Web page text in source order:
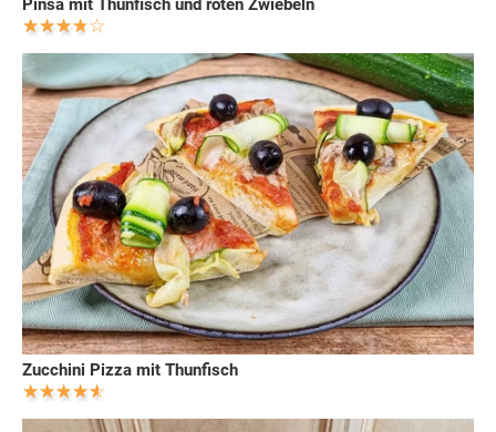
Pinsa mit Thunfisch und roten Zwiebeln
Zucchini Pizza mit Thunfisch